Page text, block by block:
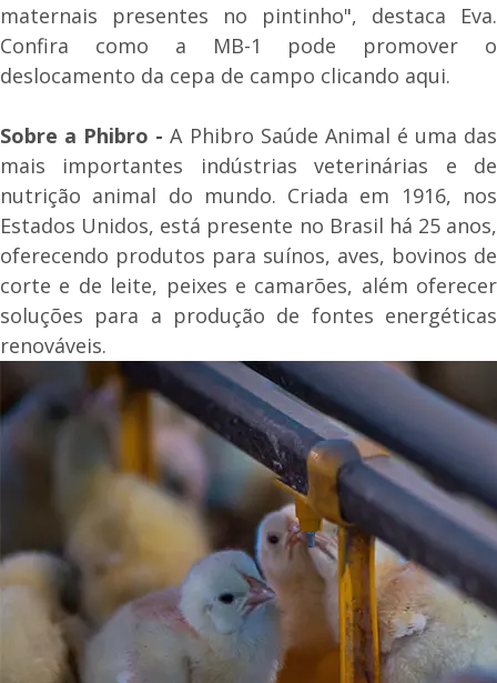
maternais presentes no pintinho", destaca Eva.
Confira como a MB-1 pode promover o
deslocamento da cepa de campo clicando aqui.
Sobre a Phibro -A Phibro Saúde Animal é uma das
mais importantes indústrias veterinárias e de
nutrição animal do mundo. Criada em 1916, nos
Estados Unidos, está presente no Brasil há 25 anos,
oferecendo produtos para suínos, aves, bovinos de
corte e de leite, peixes e camarões, além oferecer
soluções para a produção de fontes energéticas
renováveis.